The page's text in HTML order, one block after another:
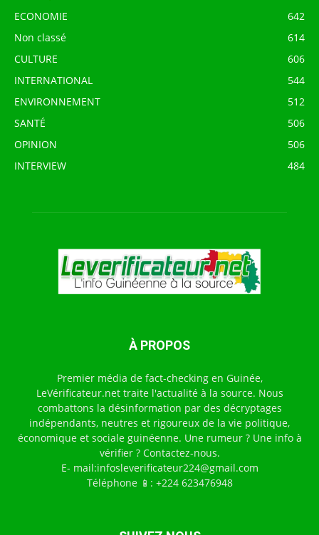
ECONOMIE
642
Non classé
614
CULTURE
606
INTERNATIONAL
544
ENVIRONNEMENT
512
SANTÉ
506
OPINION
506
INTERVIEW
484
À PROPOS
Premier média de fact-checking en Guinée,
LeVérificateur.net traite l'actualité à la source. Nous
combattons la désinformation par des décryptages
indépendants, neutres et rigoureux de la vie politique,
économique et sociale guinéenne. Une rumeur ? Une info à
vérifier ? Contactez-nous.
E- mail:infosleverificateur224@gmail.com
Téléphone 📱: +224 623476948